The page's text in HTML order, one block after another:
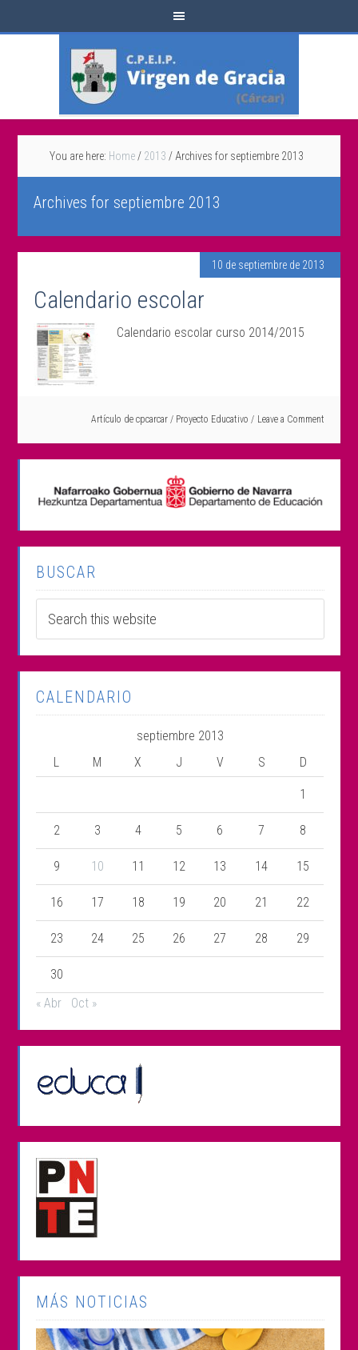
You are here: Home / 2013 / Archives for septiembre 2013
Archives for septiembre 2013
10 de septiembre de 2013
Calendario escolar
Calendario escolar curso 2014/2015
Artículo de cpcarcar / Proyecto Educativo Leave a Comment
BUSCAR
CALENDARIO
septiembre 2013
L
M X J V S D
1
2 3 4 5 6 7 8
9 10 11 12 13 14 15
16 17 18 19 20 21 22
23 24 25 26 27 28 29
30
« Abr
Oct »
MÁS NOTICIAS